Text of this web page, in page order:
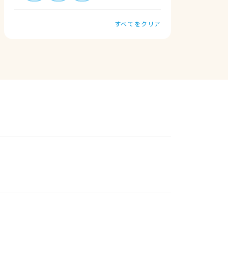
すべてをクリア